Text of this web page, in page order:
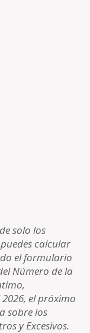
solo los
calcular
el formulario
Número de la
el próximo
sobre los
y Excesivos.